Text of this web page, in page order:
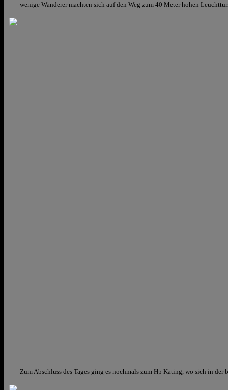
wenige Wanderer machten sich auf den Weg zum 40 Meter hohen
Zum Abschluss des Tages ging es nochmals zum Hp Kating, wo sich in